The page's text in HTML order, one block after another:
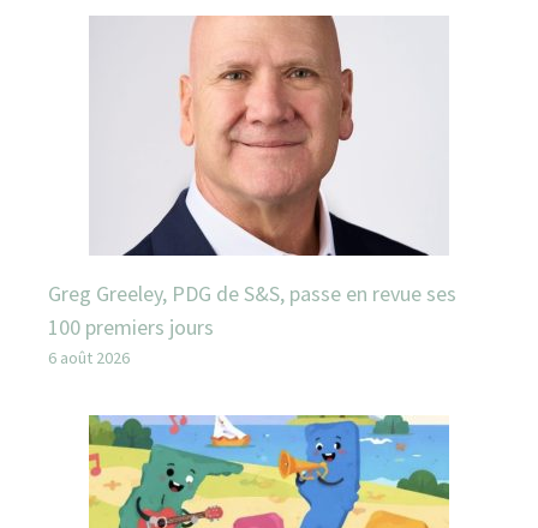
Greg Greeley, PDG de S&S, passe en revue ses
100 premiers jours
6 août 2026